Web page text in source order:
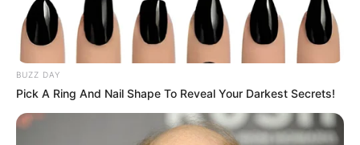
BUZZ DAY
Pick A Ring And Nail Shape To Reveal Your Darkest Secrets!